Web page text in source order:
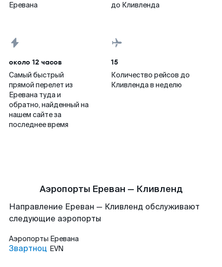
Еревана
до Кливленда
около 12 часов
Самый быстрый
прямой перелет из
Еревана туда и
обратно, найденный на
нашем сайте за
последнее время
15
Количество рейсов до
Кливленда в неделю
Аэропорты Ереван — Кливленд
Направление Ереван — Кливленд обслуживают
следующие аэропорты
Аэропорты Еревана
Звартноц EVN